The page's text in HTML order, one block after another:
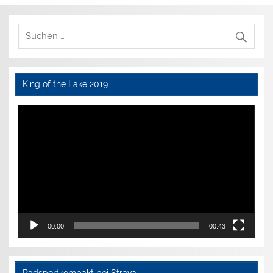
King of the Lake 2019
Video-
00:00 00:43